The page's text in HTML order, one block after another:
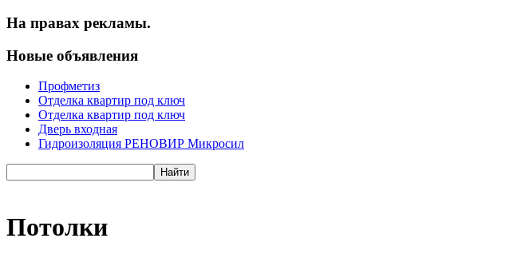
На правах рекламы.
Новые объявления
Профметиз
Отделка квартир под ключ
Отделка квартир под ключ
Дверь входная
Гидроизоляция РЕНОВИР Микросил
Потолки